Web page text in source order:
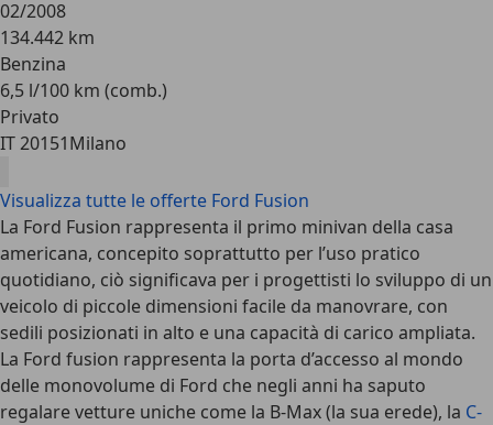
02/2008
134.442 km
Benzina
6,5 l/100 km (comb.)
Privato
IT 20151Milano
Visualizza tutte le offerte Ford Fusion
La Ford Fusion rappresenta il primo minivan della casa
americana, concepito soprattutto per l’uso pratico
quotidiano, ciò significava per i progettisti lo sviluppo di un
veicolo di piccole dimensioni facile da manovrare, con
sedili posizionati in alto e una capacità di carico ampliata.
La Ford fusion rappresenta la porta d’accesso al mondo
delle monovolume di Ford che negli anni ha saputo
regalare vetture uniche come la B-Max (la sua erede), la C-